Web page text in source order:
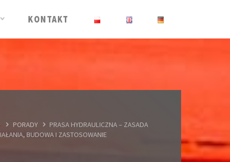
KONTAKT
HOMEPORADY
PRASA HYDRAULICZNA – ZASADA
BUDOWA I ZASTOSOWANIE